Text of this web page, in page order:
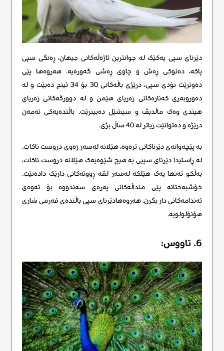
دێرنای سپی یەکێک لە جوانترین ئاژەڵەکانی جیهان، ڕەنگی سپی
پاکە، دەنوکی ڕەش و چاوی ڕەشی گەورەیە. هەروەها پێی
دەوترێت نۆدی سپی، درێژی باڵەکانی 30 بۆ 34 ئینج دەبێت و لە
دەوروبەری کەنارەکانی زەریای هێمن و لە دوورگەکانی زەریای
هیندی وەک ماڵدیڤ و سیشێل دەبینرێت. باڵندەیەکی تەمەن
درێژە و دەتوانێت زیاتر لە 40 ساڵ بژی.
بە پێچەوانەی دێرناکانی ترەوە، هێلانە لەسەر زەوی دروست ناکات.
لە ڕاستیدا دێرنای سپیی بە هیچ شێوەیەک هێلانە دروست ناکات،
بەڵکو تەنها یەک هێلکە لەسەر لقە ڕووتەکانی دارێک دادەنێت.
خۆشبەختانە پێی منداڵەکانی پەرەی سەندووە بۆ ئەوەی
ئەندامەکانی دار بگرن. هەروەهادێرنای سپی باڵندەی فەرمی شاری
هۆنۆلولویە.
6. تاووس: